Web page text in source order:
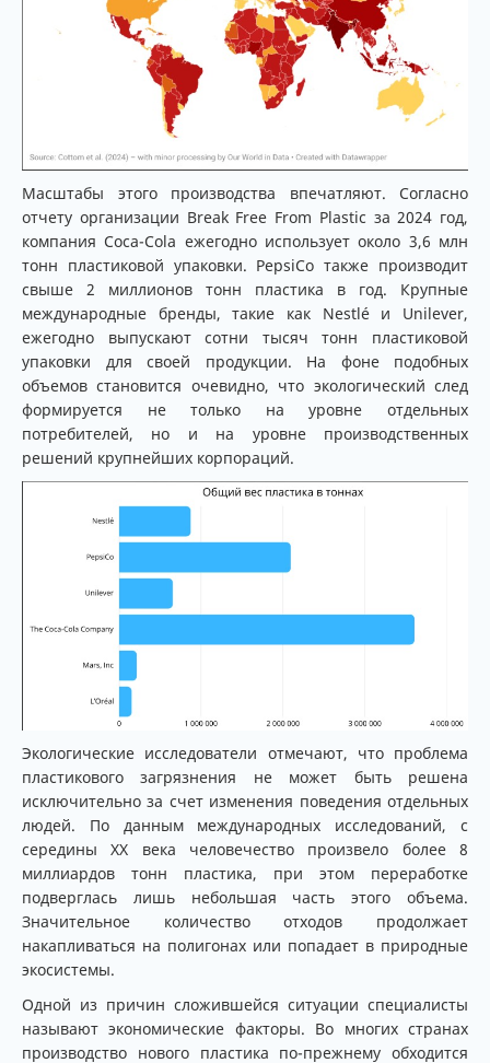
Масштабы этого производства впечатляют. Согласно
отчету организации Break Free From Plastic за 2024 год,
компания Coca-Cola ежегодно использует около 3,6 млн
тонн пластиковой упаковки. PepsiCo также производит
свыше 2 миллионов тонн пластика в год. Крупные
международные бренды, такие как Nestlé и Unilever,
ежегодно выпускают сотни тысяч тонн пластиковой
упаковки для своей продукции. На фоне подобных
объемов становится очевидно, что экологический след
формируется не только на уровне отдельных
потребителей, но и на уровне производственных
решений крупнейших корпораций.
Экологические исследователи отмечают, что проблема
пластикового загрязнения не может быть решена
исключительно за счет изменения поведения отдельных
людей. По данным международных исследований, с
середины XX века человечество произвело более 8
миллиардов тонн пластика, при этом переработке
подверглась лишь небольшая часть этого объема.
Значительное количество отходов продолжает
накапливаться на полигонах или попадает в природные
экосистемы.
Одной из причин сложившейся ситуации специалисты
называют экономические факторы. Во многих странах
производство нового пластика по-прежнему обходится